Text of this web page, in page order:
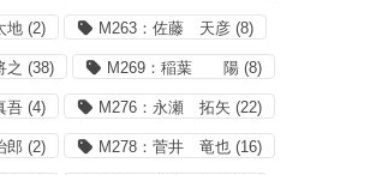
地 (2) M263：佐藤 天彦 (8)
之 (38) M269：稲葉 陽 (8)
吾 (4) M276：永瀬 拓矢 (22)
郎 (2) M278：菅井 竜也 (16)